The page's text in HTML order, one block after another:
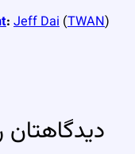
:Jeff Dai(TWAN)
دیدگاهتان